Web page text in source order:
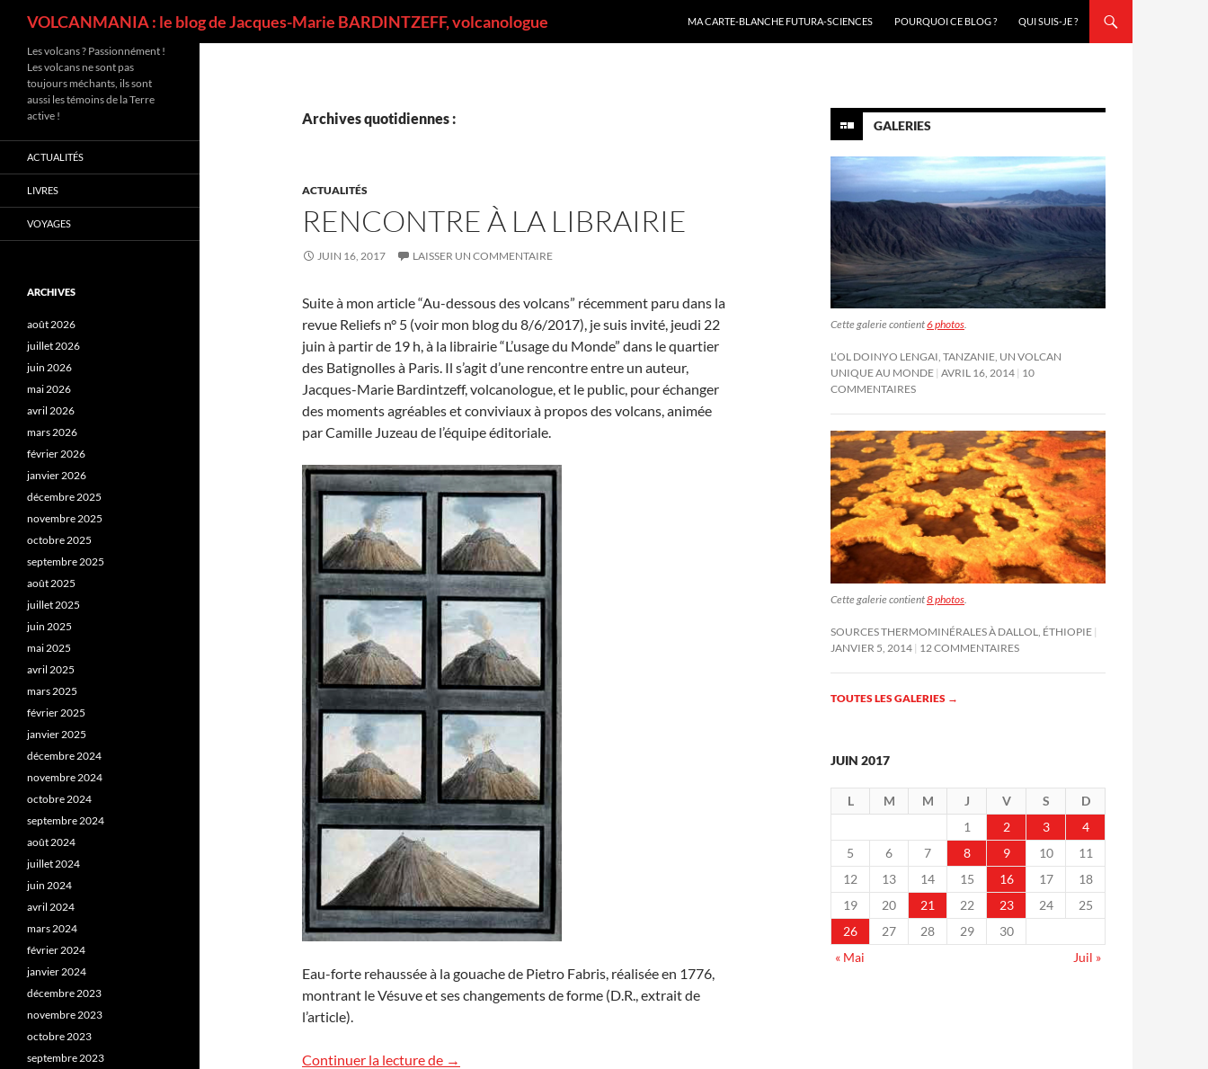
VOLCANMANIA : le blog de Jacques-Marie BARDINTZEFF, volcanologue
MA CARTE-BLANCHE FUTURA-SCIENCES
POURQUOI CE BLOG ? QUI SUIS-JE ?
Archives quotidiennes :
ACTUALITÉS
RENCONTRE À LA LIBRAIRIE
JUIN 16, 2017 LAISSER UN COMMENTAIRE
Suite à mon article “Au-dessous des volcans” récemment paru dans la
revue Reliefs n° 5 (voir mon blog du 8/6/2017), je suis invité, jeudi 22
juin à partir de 19 h, à la librairie “L’usage du Monde” dans le quartier
des Batignolles à Paris. Il s’agit d’une rencontre entre un auteur,
Jacques-Marie Bardintzeff, volcanologue, et le public, pour échanger
des moments agréables et conviviaux à propos des volcans, animée
par Camille Juzeau de l’équipe éditoriale.
Eau-forte rehaussée à la gouache de Pietro Fabris, réalisée en 1776,
montrant le Vésuve et ses changements de forme (D.R., extrait de
l’article).
Continuer la lecture de Rencontre à la librairie
→
GALERIES
Cette galerie contient6 photos.
L’OL DOINYO LENGAI, TANZANIE, UN VOLCAN
UNIQUE AU MONDE AVRIL 16, 2014 10
COMMENTAIRES
Cette galerie contient8 photos
SOURCES THERMOMINÉRALES À DALLOL, ÉTHIOPIE
JANVIER 5, 2014 12 COMMENTAIRES
TOUTES LES GALERIES →
JUIN 2017
L M M J V S
D
1
2 3
4
5
6 7 8 9 10
11
12
13 14 15 16 17
18
19
20 21 22 23 24
25
26
27 28 29
30
« Mai
Juil »
Les volcans ? Passionnément !
Les volcans ne sont pas
toujours méchants, ils sont
aussi les témoins de la Terre
active !
ACTUALITÉS
LIVRES
VOYAGES
ARCHIVES
août 2026
juillet 2026
juin 2026
mai 2026
avril 2026
mars 2026
février 2026
janvier 2026
décembre 2025
novembre 2025
octobre 2025
septembre 2025
août 2025
juillet 2025
juin 2025
mai 2025
avril 2025
mars 2025
février 2025
janvier 2025
décembre 2024
novembre 2024
octobre 2024
septembre 2024
août 2024
juillet 2024
juin 2024
avril 2024
mars 2024
février 2024
janvier 2024
décembre 2023
novembre 2023
octobre 2023
septembre 2023